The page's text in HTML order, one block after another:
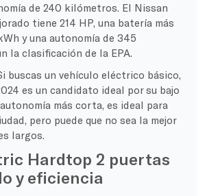
de 240 kilómetros. El Nissan
tiene 214 HP, una batería más
y una autonomía de 345
la clasificación de la EPA.
buscas un vehículo eléctrico básico,
es un candidato ideal por su bajo
más corta, es ideal para
pero puede que no sea la mejor
largos.
Hardtop 2 puertas
y eficiencia